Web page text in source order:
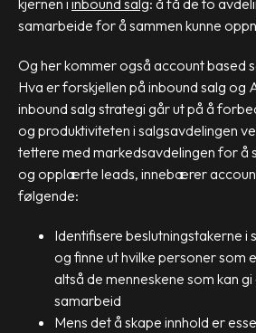
samarbeide for å sammen kunne
Og her kommer også account based
Hva er forskjellen på inbound salg og
inbound salg strategi går ut på å
og produktiviteten i salgsavdelingen
tettere med markedsavdelingen for å
og opplærte leads, innebærer
følgende:
Identifisere beslutningstakerne i
og finne ut hvilke personer som
altså de menneskene som kan
samarbeid
Mens det å skape innhold er